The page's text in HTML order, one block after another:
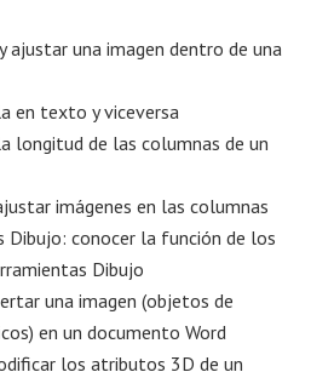
ajustar una imagen dentro de una
en texto y viceversa
longitud de las columnas de un
imágenes en las columnas
Dibujo: conocer la función de los
Dibujo
una imagen (objetos de
en un documento Word
los atributos 3D de un